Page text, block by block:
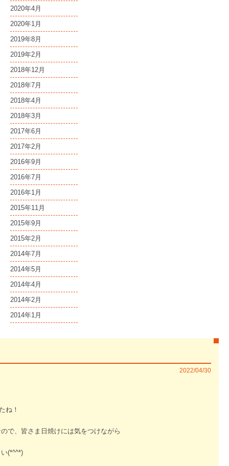
2020年4月
2020年1月
2019年8月
2019年2月
2018年12月
2018年7月
2018年4月
2018年3月
2017年6月
2017年2月
2016年9月
2016年7月
2016年1月
2015年11月
2015年9月
2015年2月
2014年7月
2014年5月
2014年4月
2014年2月
2014年1月
2022/04/30
ね！
で、皆さま日焼けには気をつけながら
(*^^*)